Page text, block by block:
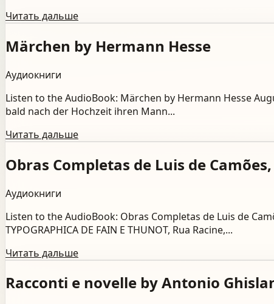
Читать дальше
Märchen by Hermann Hesse
Аудиокниги
Listen to the AudioBook: Märchen by Hermann Hesse
bald nach der Hochzeit ihren Mann...
Читать дальше
Obras Completas de Luis de
Аудиокниги
Listen to the AudioBook: Obras Completas de Luis de
TYPOGRAPHICA DE FAIN E THUNOT, Rua Racine,...
Читать дальше
Racconti e novelle by Antonio